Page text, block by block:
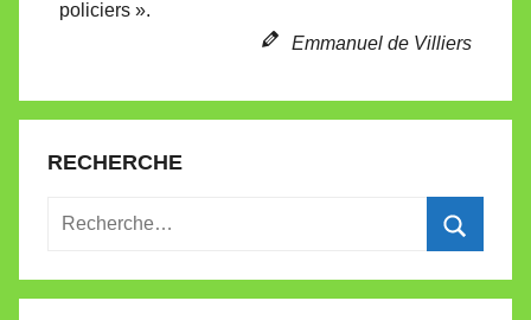
policiers ».
Emmanuel de Villiers
RECHERCHE
Recherche
: